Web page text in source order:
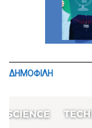
ΔΗΜΟΦΙΛΗ